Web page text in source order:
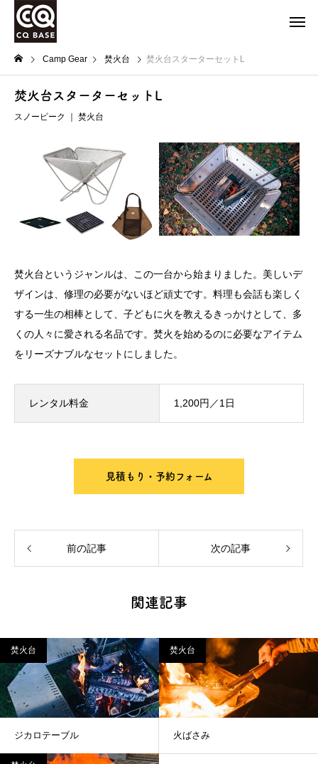
Camp Gear 焚火台 焚火台スターターセットL
焚火台スターターセットL
スノーピーク ｜ 焚火台
焚火台というジャンルは、この一台から始まりました。美しいデ
ザインは、修理の必要がないほど頑丈です。料理も会話も楽しく
する一生の相棒として、子どもに火を教えるきっかけとして、多
くの人々に愛される名品です。焚火を始めるのに必要なアイテム
をリーズナブルなセットにしました。
レンタル料金 1,200円／1日
見積もり・予約フォーム
前の記事 次の記事
関連記事
焚火台
ジカロテーブル
焚火台
火ばさみ